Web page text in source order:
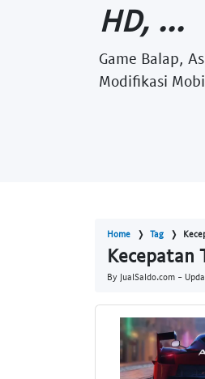
HD, ...
Game Balap,
Modifikasi
Home Tag
Kecepatan
By JualSaldo.com -